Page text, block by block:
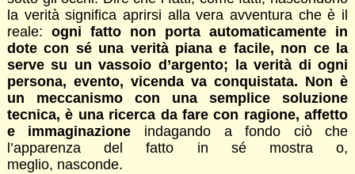
la verità significa aprirsi alla vera avventura che è il
reale: ogni fatto non porta automaticamente in
dote con sé una verità piana e facile, non ce la
serve su un vassoio d’argento; la verità di ogni
persona, evento, vicenda va conquistata. Non è
un meccanismo con una semplice soluzione
tecnica, è una ricerca da fare con ragione, affetto
e immaginazione indagando a fondo ciò che
l’apparenza del fatto in sé mostra o,
meglio, nasconde.